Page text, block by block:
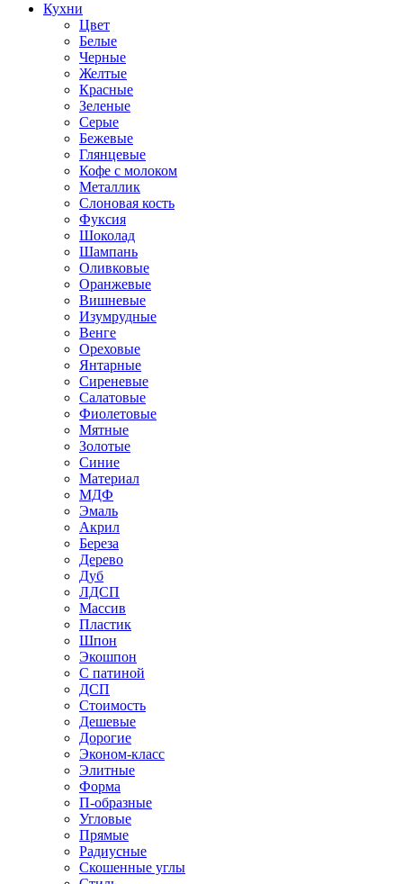
Кухни
Цвет
Белые
Черные
Желтые
Красные
Зеленые
Серые
Бежевые
Глянцевые
Кофе с молоком
Металлик
Слоновая кость
Фуксия
Шоколад
Шампань
Оливковые
Оранжевые
Вишневые
Изумрудные
Венге
Ореховые
Янтарные
Сиреневые
Салатовые
Фиолетовые
Мятные
Золотые
Синие
Материал
МДФ
Эмаль
Акрил
Береза
Дерево
Дуб
ЛДСП
Массив
Пластик
Шпон
Экошпон
С патиной
ДСП
Стоимость
Дешевые
Дорогие
Эконом-класс
Элитные
Форма
П-образные
Угловые
Прямые
Радиусные
Скошенные углы